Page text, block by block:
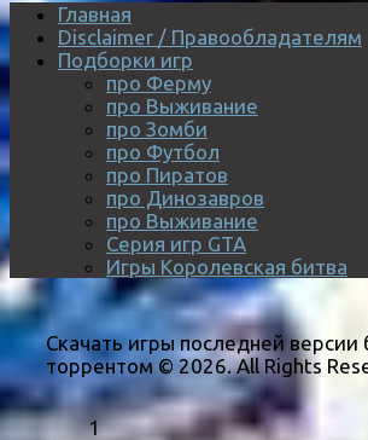
Главная
Disclaimer / Правообладателям
Подборки игр
про Ферму
про Выживание
про Зомби
про Футбол
про Пиратов
про Динозавров
про Выживание
Серия игр GTA
Игры Королевская битва
Скачать игры последней версии
торрентом © 2026. All Rights
1